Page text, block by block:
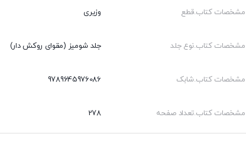
مشخصات کتاب.قطع وزیری
مشخصات کتاب.نوع جلد جلد شومیز (مقوای روکش دار)
مشخصات کتاب.شابک 9789645976086
مشخصات کتاب.تعداد صفحه 278